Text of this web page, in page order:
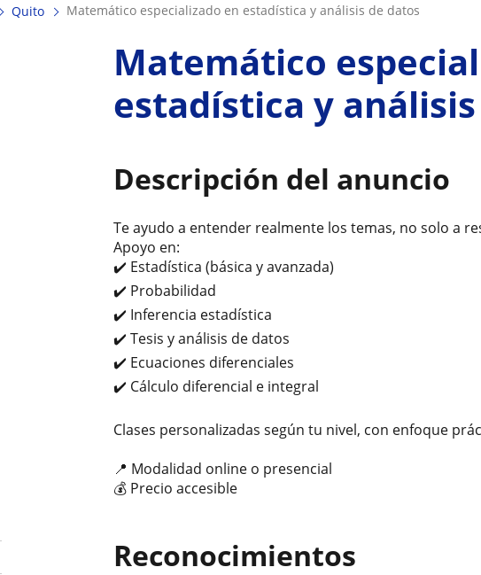
Quito matemático especializado en estadística y análisis de datos
Matemático
estadística y
Descripción del anuncio
Te ayudo a entender realmente los temas, no solo a
Apoyo en:
✔️ Estadística (básica y avanzada)
✔️ Probabilidad
✔️ Inferencia estadística
✔️ Tesis y análisis de datos
✔️ Ecuaciones diferenciales
✔️ Cálculo diferencial e integral
Clases personalizadas según tu nivel, con enfoque
📍 Modalidad online o presencial
💰 Precio accesible
Reconocimientos